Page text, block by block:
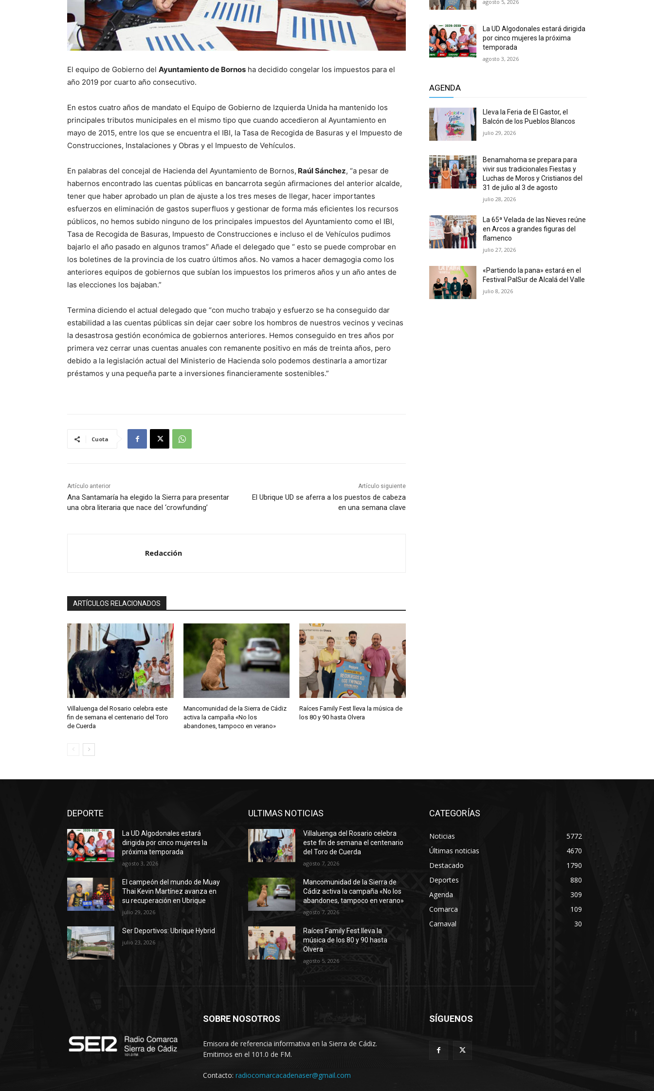
El equipo de Gobierno del Ayuntamiento de Bornos ha decidido congelar los impuestos para el
año 2019 por cuarto año consecutivo.
En estos cuatro años de mandato el Equipo de Gobierno de Izquierda Unida ha mantenido los
principales tributos municipales en el mismo tipo que cuando accedieron al Ayuntamiento en
mayo de 2015, entre los que se encuentra el IBI, la Tasa de Recogida de Basuras y el Impuesto de
Construcciones, Instalaciones y Obras y el Impuesto de Vehículos.
En palabras del concejal de Hacienda del Ayuntamiento de Bornos, Raúl Sánchez, “a pesar de
habernos encontrado las cuentas públicas en bancarrota según afirmaciones del anterior alcalde,
tener que haber aprobado un plan de ajuste a los tres meses de llegar, hacer importantes
esfuerzos en eliminación de gastos superfluos y gestionar de forma más eficientes los recursos
públicos, no hemos subido ninguno de los principales impuestos del Ayuntamiento como el IBI,
Tasa de Recogida de Basuras, Impuesto de Construcciones e incluso el de Vehículos pudimos
bajarlo el año pasado en algunos tramos” Añade el delegado que “ esto se puede comprobar en
los boletines de la provincia de los cuatro últimos años. No vamos a hacer demagogia como los
anteriores equipos de gobiernos que subían los impuestos los primeros años y un año antes de
las elecciones los bajaban.”
Termina diciendo el actual delegado que “con mucho trabajo y esfuerzo se ha conseguido dar
estabilidad a las cuentas públicas sin dejar caer sobre los hombros de nuestros vecinos y vecinas
la desastrosa gestión económica de gobiernos anteriores. Hemos conseguido en tres años por
primera vez cerrar unas cuentas anuales con remanente positivo en más de treinta años, pero
debido a la legislación actual del Ministerio de Hacienda solo podemos destinarla a amortizar
préstamos y una pequeña parte a inversiones financieramente sostenibles.”
Cuota
Artículo anterior
Ana Santamaría ha elegido la Sierra para presentar
una obra literaria que nace del ‘crowfunding’
Artículo siguiente
El Ubrique UD se aferra a los puestos de cabeza
en una semana clave
Redacción
ARTÍCULOS RELACIONADOS
Villaluenga del Rosario celebra este
fin de semana el centenario del Toro
de Cuerda
Mancomunidad de la Sierra de Cádiz
activa la campaña «No los
abandones, tampoco en verano»
Raíces Family Fest lleva la música de
los 80 y 90 hasta Olvera
agosto 5, 2026
La UD Algodonales estará dirigida
por cinco mujeres la próxima
temporada
agosto 3, 2026
AGENDA
Lleva la Feria de El Gastor, el
Balcón de los Pueblos Blancos
julio 29, 2026
Benamahoma se prepara para
vivir sus tradicionales Fiestas y
Luchas de Moros y Cristianos del
31 de julio al 3 de agosto
julio 28, 2026
La 65ª Velada de las Nieves reúne
en Arcos a grandes figuras del
flamenco
julio 27, 2026
«Partiendo la pana» estará en el
Festival PalSur de Alcalá del Valle
julio 8, 2026
DEPORTE
La UD Algodonales estará
dirigida por cinco mujeres la
próxima temporada
agosto 3, 2026
El campeón del mundo de Muay
Thai Kevin Martínez avanza en
su recuperación en Ubrique
julio 29, 2026
Ser Deportivos: Ubrique Hybrid
julio 23, 2026
ULTIMAS NOTICIAS
Villaluenga del Rosario celebra
este fin de semana el centenario
del Toro de Cuerda
agosto 7, 2026
Mancomunidad de la Sierra de
Cádiz activa la campaña «No los
abandones, tampoco en verano»
agosto 7, 2026
Raíces Family Fest lleva la
música de los 80 y 90 hasta
Olvera
agosto 5, 2026
CATEGORÍAS
Noticias
5772
Últimas noticias
4670
Destacado
1790
Deportes
880
Agenda
309
Comarca
109
Carnaval
30
SOBRE NOSOTROS
Emisora de referencia informativa en la Sierra de Cádiz.
Emitimos en el 101.0 de FM.
Contacto: radiocomarcacadenaser@gmail.com
SÍGUENOS